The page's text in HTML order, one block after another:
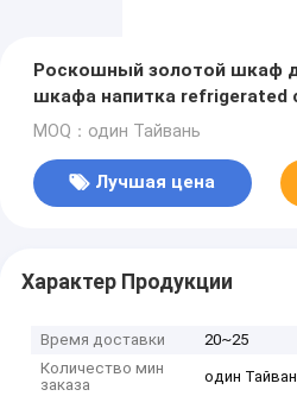
Роскошный золотой шкаф
шкафа напитка refrigerated
MOQ：один Тайвань
Лучшая цена
Характер Продукции
Время доставки
20~25
Количество мин
заказа
один